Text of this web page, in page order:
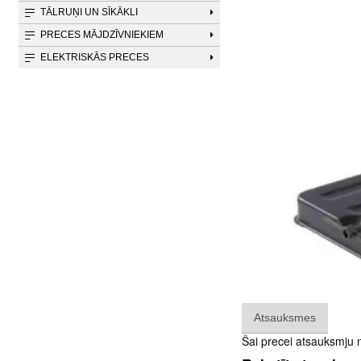
TĀLRUŅI UN SĪKĀKLI
PRECES MĀJDZĪVNIEKIEM
ELEKTRISKĀS PRECES
Atsauksmes
Šai precei atsauksmju